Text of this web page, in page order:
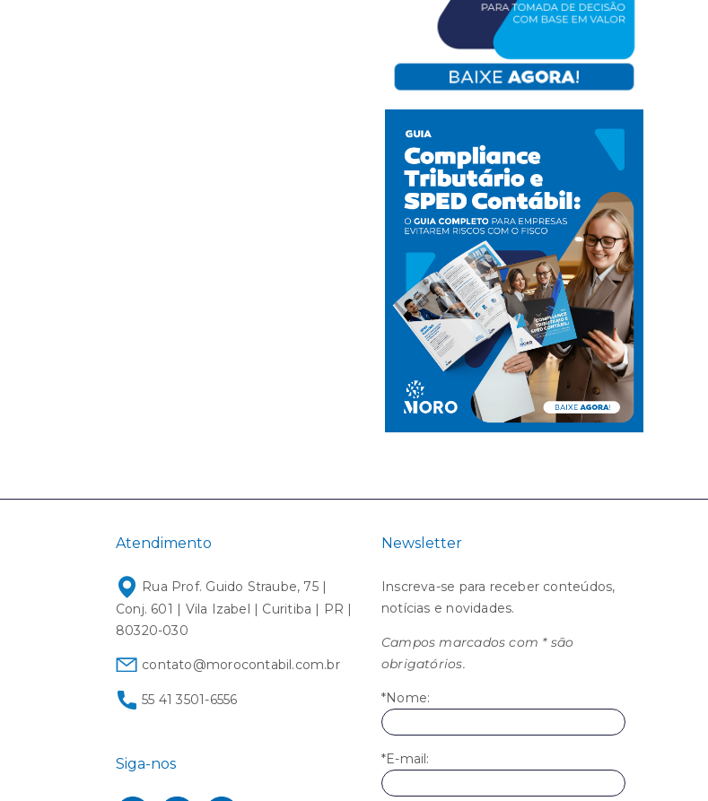
Atendimento
Rua Prof. Guido Straube, 75 |
Conj. 601 | Vila Izabel | Curitiba | PR |
80320-030
contato@morocontabil.com.br
55 41 3501-6556
Siga-nos
Newsletter
Inscreva-se para receber conteúdos,
notícias e novidades.
Campos marcados com * são
obrigatórios.
*Nome:
*E-mail: